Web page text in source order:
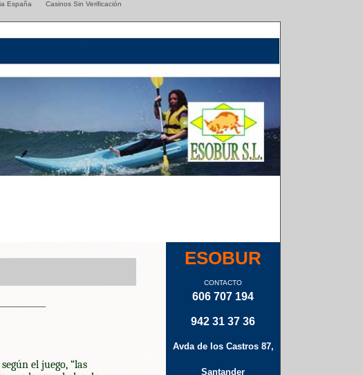
España Casinos Sin Verificación
el juego, “las
ESOBUR
CONTACTO
606 707 194
942 31 37 36
Avda de los Castros 87,
Santander